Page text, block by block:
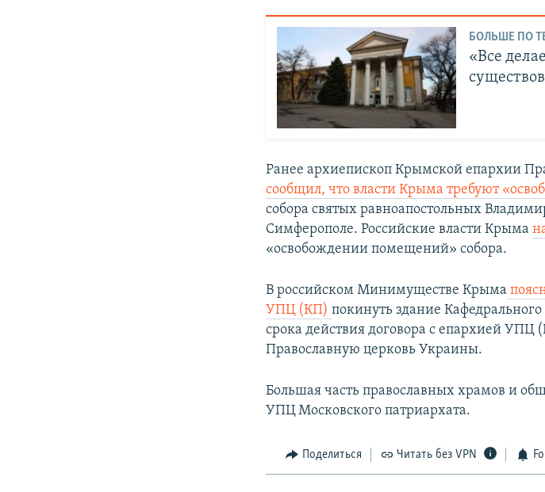
БОЛЬШЕ ПО
«Все
Ранее архиепископ Крымской епархии
сообщил, что власти Крыма требуют
собора святых равноапостольных
Симферополе. ​Российские власти Крыма
«освобождении помещений» собора.
В российском Минимуществе Крыма
УПЦ (КП)покинуть здание
срока действия договора с епархией УПЦ
Православную церковь Украины.
Большая часть православных храмов и
УПЦ Московского патриархата.
Поделиться Читать без VPN